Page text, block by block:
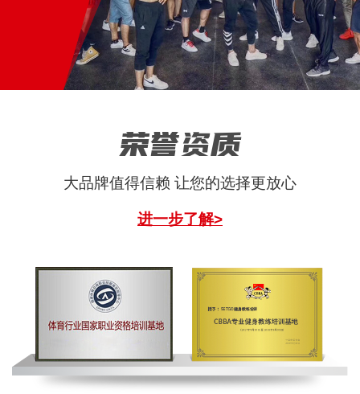
荣誉资质
大品牌值得信赖 让您的选择更放心
进一步了解>